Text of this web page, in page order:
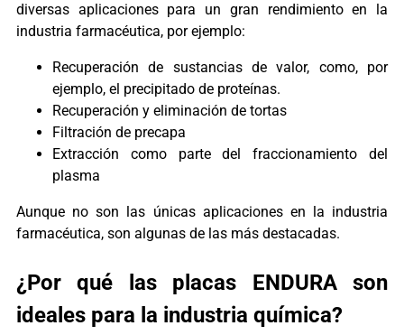
diversas aplicaciones para un gran rendimiento en la
industria farmacéutica, por ejemplo:
Recuperación de sustancias de valor, como, por
ejemplo, el precipitado de proteínas.
Recuperación y eliminación de tortas
Filtración de precapa
Extracción como parte del fraccionamiento del
plasma
Aunque no son las únicas aplicaciones en la industria
farmacéutica, son algunas de las más destacadas.
¿Por qué las placas ENDURA son
ideales para la industria química?